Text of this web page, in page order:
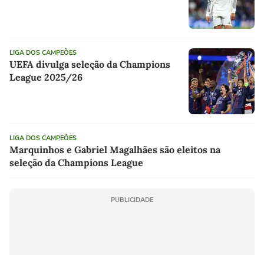
LIGA DOS CAMPEÕES
UEFA divulga seleção da Champions
League 2025/26
LIGA DOS CAMPEÕES
Marquinhos e Gabriel Magalhães são eleitos na
seleção da Champions League
PUBLICIDADE